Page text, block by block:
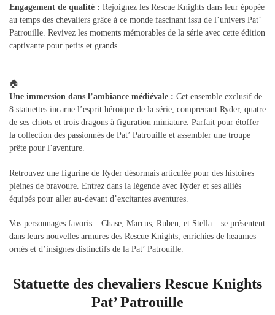
Engagement de qualité : Rejoignez les Rescue Knights dans leur épopée
au temps des chevaliers grâce à ce monde fascinant issu de l’univers Pat’
Patrouille. Revivez les moments mémorables de la série avec cette édition
captivante pour petits et grands.
🏠
Une immersion dans l’ambiance médiévale : Cet ensemble exclusif de
8 statuettes incarne l’esprit héroïque de la série, comprenant Ryder, quatre
de ses chiots et trois dragons à figuration miniature. Parfait pour étoffer
la collection des passionnés de Pat’ Patrouille et assembler une troupe
prête pour l’aventure.
Retrouvez une figurine de Ryder désormais articulée pour des histoires
pleines de bravoure. Entrez dans la légende avec Ryder et ses alliés
équipés pour aller au-devant d’excitantes aventures.
Vos personnages favoris – Chase, Marcus, Ruben, et Stella – se présentent
dans leurs nouvelles armures des Rescue Knights, enrichies de heaumes
ornés et d’insignes distinctifs de la Pat’ Patrouille.
Statuette des chevaliers Rescue Knights
Pat’ Patrouille